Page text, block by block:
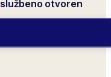
otvoren